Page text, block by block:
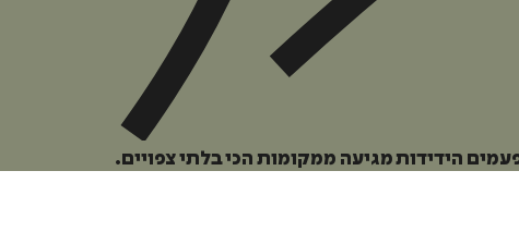
הידידות מגיעה ממקומות הכי בלתי צפויים.